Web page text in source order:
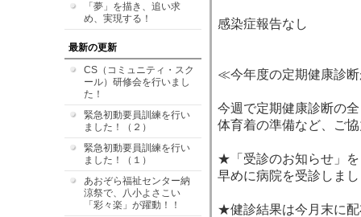
「夢」を描き、追い求
め、実現する！
最新の更新
CS（コミュニティ・スク
ール）研修会を行いまし
た！
緊急初動要員訓練を行い
ました！（２）
緊急初動要員訓練を行い
ました！（１）
あおぞら福祉センター納
涼祭で、八小よさこい
「彩々楽」が躍動！！
感染症報告なし
≪今年度の定期健康診
今週で定期健康診断の
体育着の準備など、ご
★「受診のお知らせ」
早めに病院を受診しま
★健診結果は今月末に